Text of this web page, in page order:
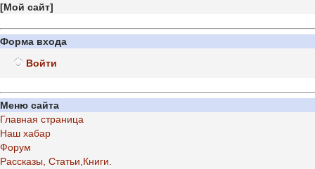
[Мой сайт]
Форма входа
Войти
Меню сайта
Главная страница
Наш хабар
Форум
Рассказы, Статьи,Книги.